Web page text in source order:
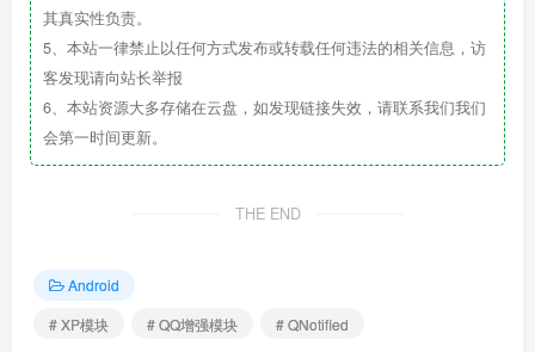
其真实性负责。
5、本站一律禁止以任何方式发布或转载任何违法的相关信息，访
客发现请向站长举报
6、本站资源大多存储在云盘，如发现链接失效，请联系我们我们
会第一时间更新。
THE END
Android
# XP模块
# QQ增强模块 # QNotified